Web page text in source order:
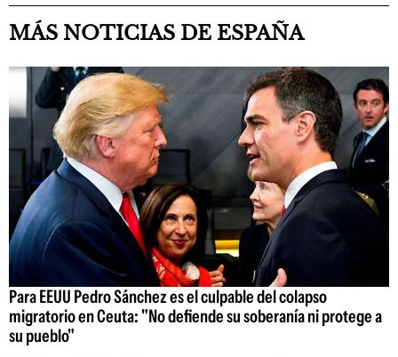
MÁS NOTICIAS DE ESPAÑA
Para EEUU Pedro Sánchez es el culpable del colapso
migratorio en Ceuta: "No defiende su soberanía ni protege a
su pueblo"